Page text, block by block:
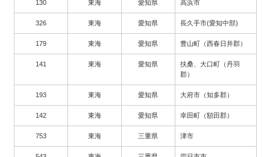
130 東海 愛知県 高浜市
326 東海 愛知県 長久手市(愛知中部)
179 東海 愛知県 豊山町（西春日井郡）
141 東海 愛知県
扶桑、大口町（丹羽
郡）
193 東海 愛知県 大府市（知多郡）
142 東海 愛知県 幸田町（額田郡）
753 東海 三重県 津市